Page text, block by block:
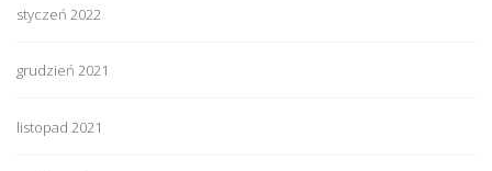
styczeń 2022
grudzień 2021
listopad 2021